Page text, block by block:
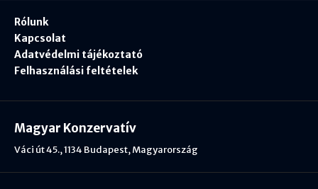
Rólunk
Kapcsolat
Adatvédelmi tájékoztató
Felhasználási feltételek
Magyar Konzervatív
Váci út 45., 1134 Budapest, Magyarország